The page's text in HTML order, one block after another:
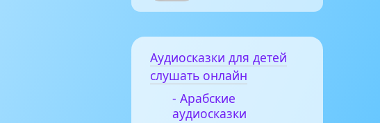
Аудиосказки для детей
слушать онлайн
- Арабские
аудиосказки